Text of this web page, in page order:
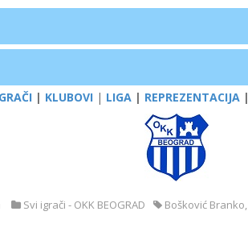
| KLUBOVI | LIGA | REPREZENTACIJA |
Svi igrači - OKK BEOGRAD Bošković Branko,